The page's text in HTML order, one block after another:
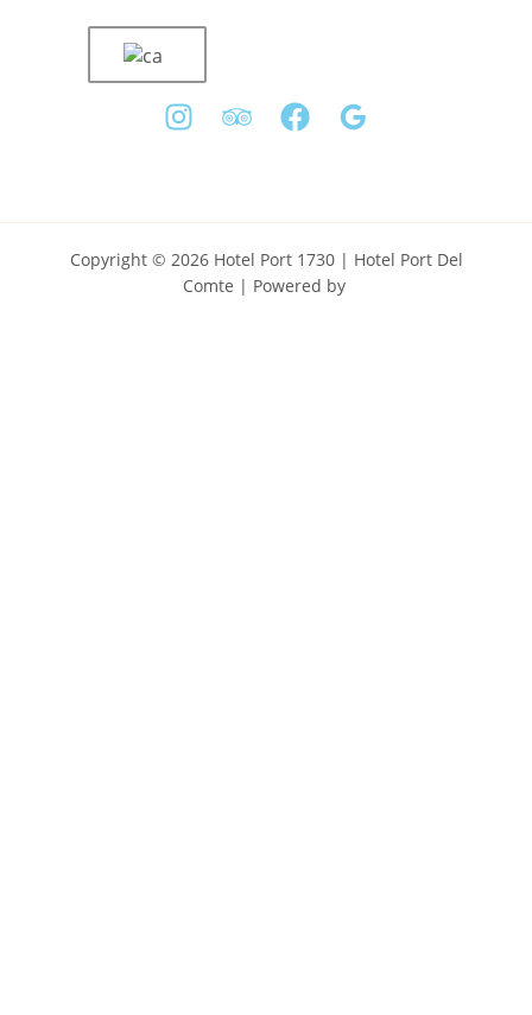
Copyright © 2026 Hotel Port 1730 | Hotel Port Del
Comte | Powered by